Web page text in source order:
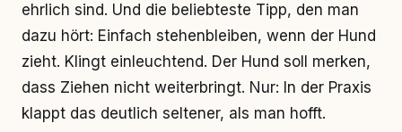
ehrlich sind. Und die beliebteste Tipp, den man
dazu hört: Einfach stehenbleiben, wenn der Hund
zieht. Klingt einleuchtend. Der Hund soll merken,
dass Ziehen nicht weiterbringt. Nur: In der Praxis
klappt das deutlich seltener, als man hofft.